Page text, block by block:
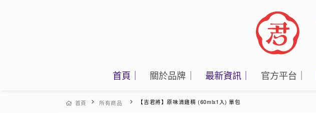
首頁｜ 關於品牌｜ 最新資訊｜ 官方平台｜
首頁 所有商品 【吉君將】原味滴雞精 (60mlx1入) 單包